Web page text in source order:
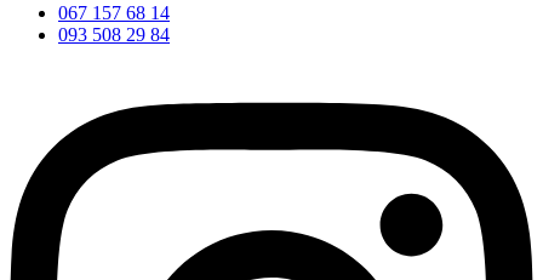
067 157 68 14
093 508 29 84